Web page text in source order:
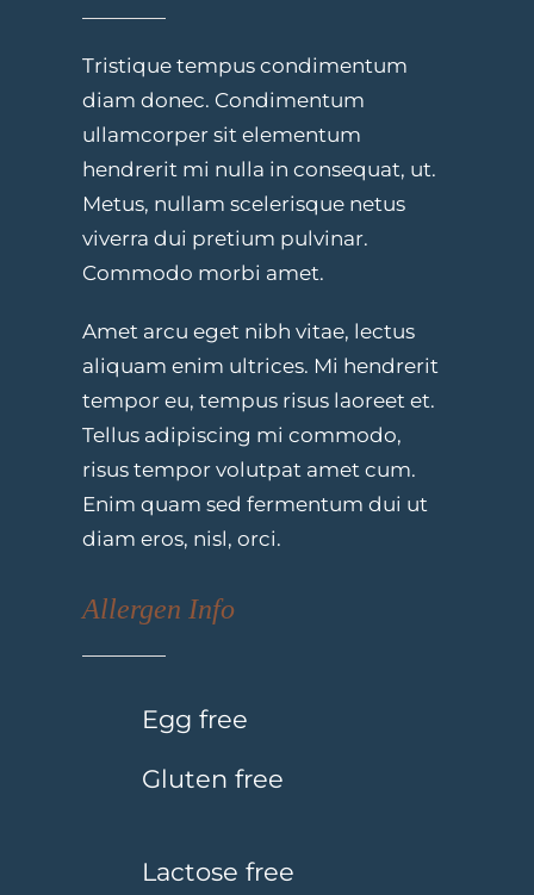
Tristique tempus condimentum
diam donec. Condimentum
ullamcorper sit elementum
hendrerit mi nulla in consequat, ut.
Metus, nullam scelerisque netus
viverra dui pretium pulvinar.
Commodo morbi amet.
Amet arcu eget nibh vitae, lectus
aliquam enim ultrices. Mi hendrerit
tempor eu, tempus risus laoreet et.
Tellus adipiscing mi commodo,
risus tempor volutpat amet cum.
Enim quam sed fermentum dui ut
diam eros, nisl, orci.
Allergen Info
Egg free
Gluten free
Lactose free